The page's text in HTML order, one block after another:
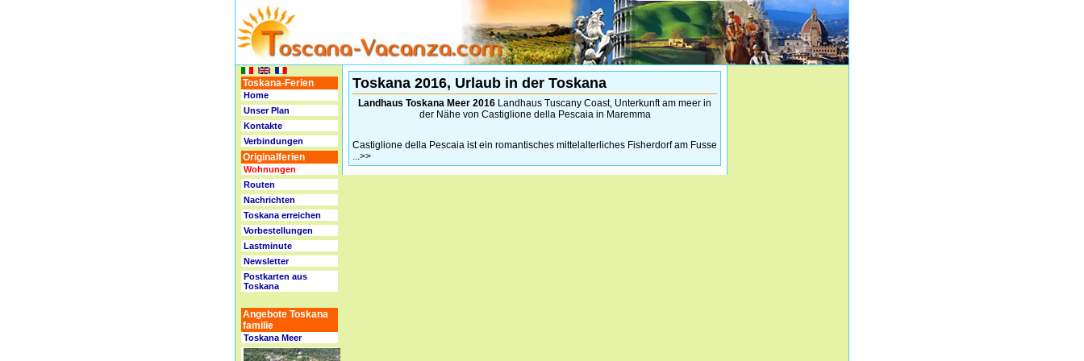
Toskana-Ferien
Home
Unser Plan
Kontakte
Verbindungen
Originalferien
Wohnungen
Routen
Nachrichten
Toskana erreichen
Vorbestellungen
Lastminute
Newsletter
Postkarten aus
Toskana
Angebote Toskana
familie
ToskanaMeer
Toskana 2016, Urlaub in der Toskana
Landhaus Toskana Meer 2016 Landhaus Tuscany Coast, Unterkunft am meer in
der Nähe von Castiglione della Pescaia in Maremma
Castiglione della Pescaia ist ein romantisches mittelalterliches Fisherdorf am Fusse
...>>